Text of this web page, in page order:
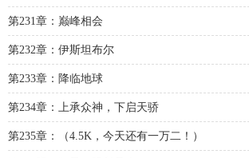
第231章：巅峰相会
第232章：伊斯坦布尔
第233章：降临地球
第234章：上承众神，下启天骄
第235章：（4.5K，今天还有一万二！）